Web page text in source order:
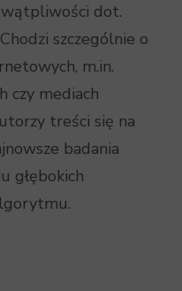
wątpliwości dot.
szczególnie o
m.in.
czy mediach
treści się na
badania
głębokich